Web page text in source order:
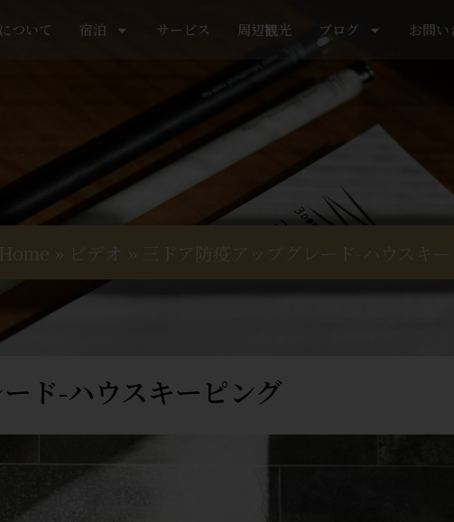
ついて 宿泊 サービス 周辺観光 ブログ お問い
Home » ビデオ » 三ドア防疫アップグレード-ハウスキ
ド-ハウスキーピング